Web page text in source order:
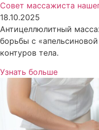
Совет массажиста
18.10.2025
Антицеллюлитный
борьбы с
контуров тела.
Узнать больше